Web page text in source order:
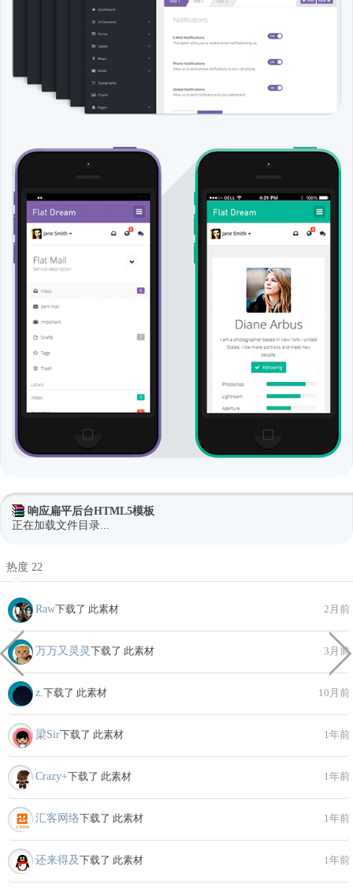
响应扁平后台HTML5模板
正在加载文件目录...
热度 22
Raw下载了 此素材 2月前
万万又灵灵 下载了 此素材 3月前
z. 下载了 此素材 10月前
梁Sir下载了 此素材 1年前
Crazy+下载了 此素材 1年前
汇客网络下载了 此素材 1年前
还来得及下载了 此素材 1年前